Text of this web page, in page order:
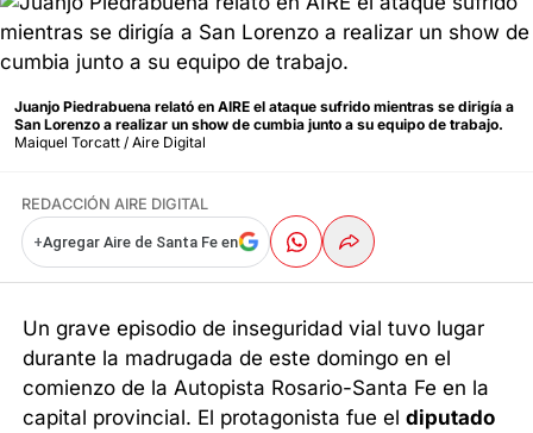
Juanjo Piedrabuena relató en AIRE el ataque sufrido mientras se dirigía a
San Lorenzo a realizar un show de cumbia junto a su equipo de trabajo.
Maiquel Torcatt / Aire Digital
REDACCIÓN AIRE DIGITAL
+Agregar Aire de Santa Fe en
Un grave episodio de inseguridad vial tuvo lugar
durante la madrugada de este domingo en el
comienzo de la Autopista Rosario-Santa Fe en la
capital provincial. El protagonista fue eldiputado